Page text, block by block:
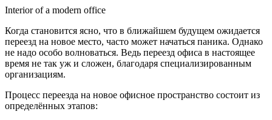
Interior of a modern office
Когда становится ясно, что в ближайшем будущем ожидается
переезд на новое место, часто может начаться паника. Однако
не надо особо волноваться. Ведь переезд офиса в настоящее
время не так уж и сложен, благодаря специализированным
организациям.
Процесс переезда на новое офисное пространство состоит из
определённых этапов: